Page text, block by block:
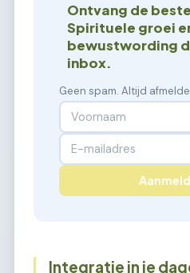
Ontvang de
Spirituele groei
bewustwording
inbox.
Geen spam. Altijd
Integratie in je